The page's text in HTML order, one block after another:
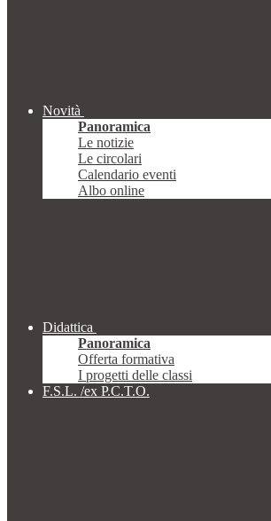
Novità
Panoramica
Le notizie
Le circolari
Calendario eventi
Albo online
Didattica
Panoramica
Offerta formativa
I progetti delle classi
F.S.L. /ex P.C.T.O.